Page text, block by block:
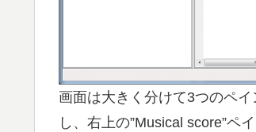
画面は大きく分けて3つのペ
し、右上の”Musical score”ペ